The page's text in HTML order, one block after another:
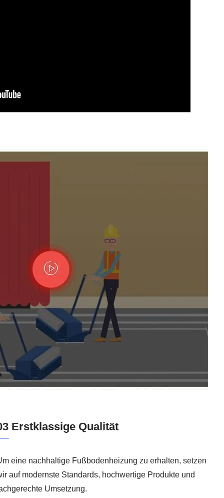
Erstklassige Qualität
eine nachhaltige Fußbodenheizung zu erhalten, setzen
auf modernste Standards, hochwertige Produkte und
Umsetzung.